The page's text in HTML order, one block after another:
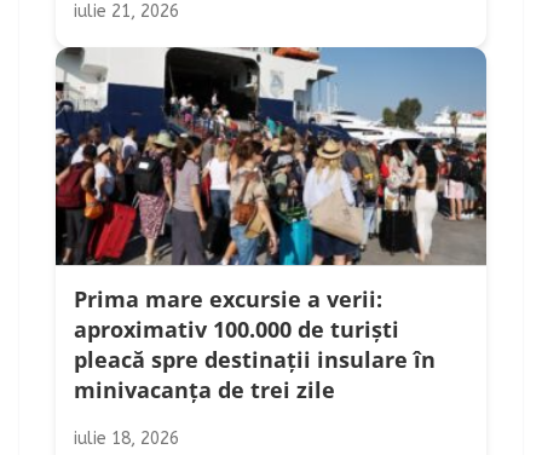
iulie 21, 2026
Prima mare excursie a verii:
aproximativ 100.000 de turiști
pleacă spre destinații insulare în
minivacanța de trei zile
iulie 18, 2026